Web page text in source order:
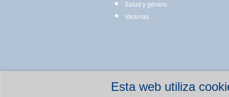
Esta web utiliza
Salud y género
Vacunas